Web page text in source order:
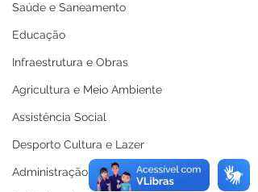
Saúde e Saneamento
Educação
Infraestrutura e Obras
Agricultura e Meio Ambiente
Assistência Social
Desporto Cultura e Lazer
Administração e Finanças